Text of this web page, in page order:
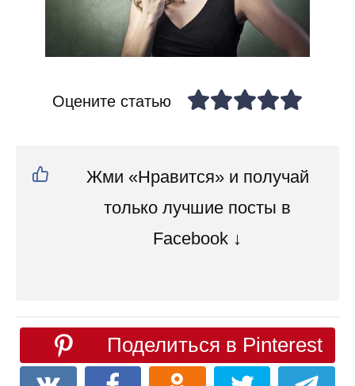
Оцените статью
Жми «Нравится» и получай
только лучшие посты в
Facebook ↓
Поделиться в Pinterest